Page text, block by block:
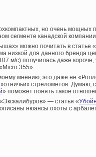
но очень мощных
сегменте канадской
можно почитать в статье «
низкой для данного бренда
м/с) получилась даже
355».
мнению, это даже не
стрелометов. Думаю,
» поможет понять такое
— статья «
описаны нюансы охоты с